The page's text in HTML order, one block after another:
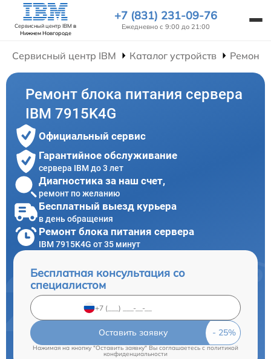
Сервисный центр IBM в
Нижнем Новгороде
+7 (831) 231-09-76
Ежедневно с 9:00 до 21:00
Сервисный центр IBM Каталог устройств Ремонт
Ремонт блока питания сервера
IBM 7915K4G
Официальный сервис
Гарантийное обслуживание
сервера IBM до 3 лет
Диагностика за наш счет,
ремонт по желанию
Бесплатный выезд курьера
в день обращения
Ремонт блока питания сервера
IBM 7915K4G от 35 минут
Бесплатная консультация со
специалистом
Оставить заявку
Нажимая на кнопку "Оставить заявку" Вы соглашаетесь c политикой
конфиденциальности